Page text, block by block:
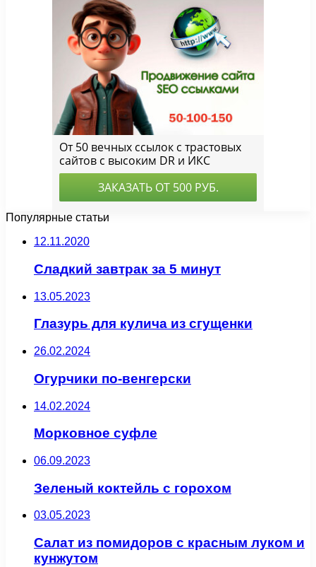
Популярные статьи
12.11.2020
Сладкий завтрак за 5 минут
13.05.2023
Глазурь для кулича из сгущенки
26.02.2024
Огурчики по-венгерски
14.02.2024
Морковное суфле
06.09.2023
Зеленый коктейль с горохом
03.05.2023
Салат из помидоров с красным луком и
кунжутом